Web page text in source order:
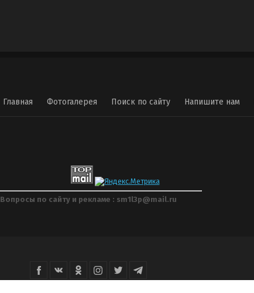
Главная Фотогалерея Поиск по сайту Напишите нам
Вопросы по сайту и рекламе : sm1l3p@mail.ru